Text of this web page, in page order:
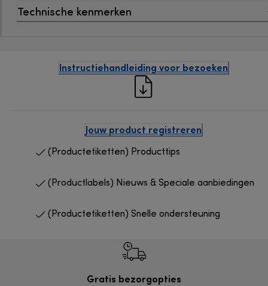
Technische kenmerken
Instructiehandleiding voor bezoeken
Jouw product registreren
(Productetiketten) Producttips
(Productlabels) Nieuws & Speciale aanbiedingen
(Productetiketten) Snelle ondersteuning
Gratis bezorgopties